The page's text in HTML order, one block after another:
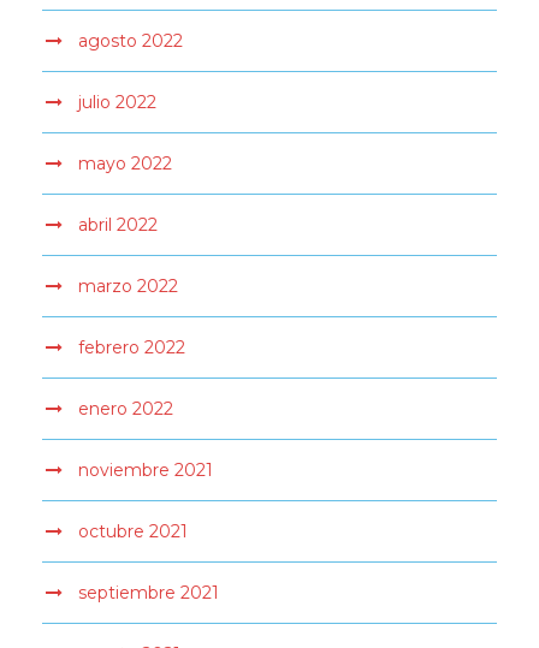
agosto 2022
julio 2022
mayo 2022
abril 2022
marzo 2022
febrero 2022
enero 2022
noviembre 2021
octubre 2021
septiembre 2021